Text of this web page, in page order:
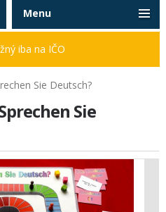
Sie Deutsch?
Sie
iba na IČO
Menu